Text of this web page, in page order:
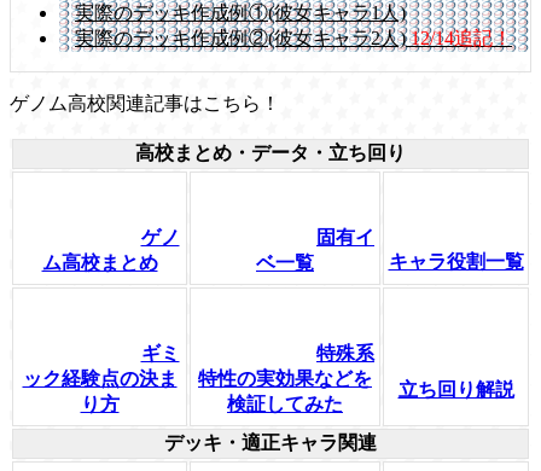
実際のデッキ作成例①(彼女キャラ1人)
実際のデッキ作成例②(彼女キャラ2人)12/14追記！
ゲノム高校関連記事はこちら！
高校まとめ・データ・立ち回り
ゲノ
ム高校まとめ
固有イ
ベ一覧
キャラ役割一覧
ギミ
ック経験点の決ま
り方
特殊系
特性の実効果などを
検証してみた
立ち回り解説
デッキ・適正キャラ関連